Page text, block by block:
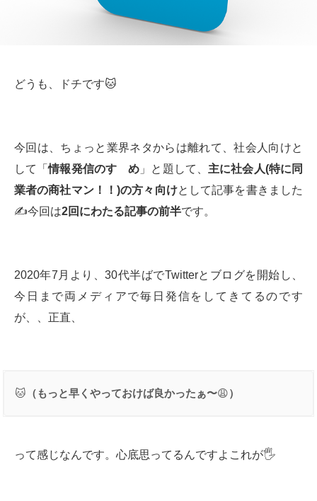
どうも、ドチです🐱
今回は、ちょっと業界ネタからは離れて、社会人向けと
して「情報発信のすゝめ 」と題して、 主に社会人(特に同
業者の商社マン！！)の方々向けとして記事を書きました
✍️今回は2回にわたる記事の前半です。
2020年7月より、30代半ばでTwitterとブログを開始し、
今日まで両メディアで毎日発信をしてきてるのです
が、、正直、
🐱 （もっと早くやっておけば良かったぁ〜😩）
って感じなんです。心底思ってるんですよこれが🖐